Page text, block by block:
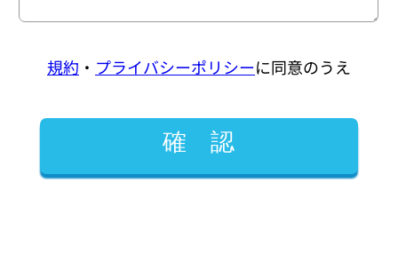
規約 ・ プライバシーポリシーに同意のうえ